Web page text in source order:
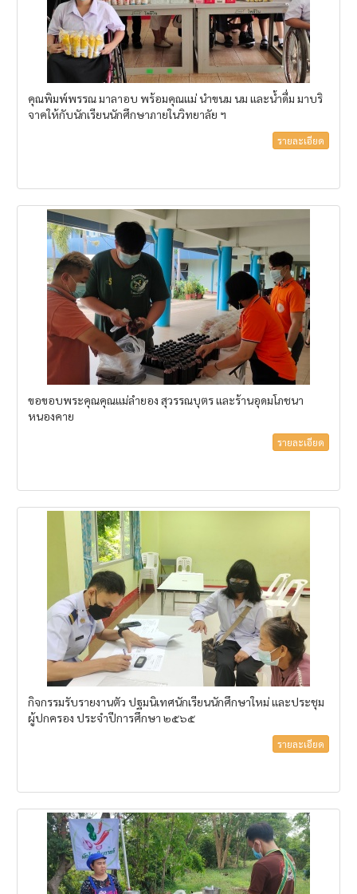
คุณพิมพ์พรรณ มาลาอบ พร้อมคุณแม่ นำขนม นม และน้ำดื่ม มาบริ
จาคให้กับนักเรียนนักศึกษาภายในวิทยาลัย ฯ
รายละเอียด
ขอขอบพระคุณคุณแม่ลำยอง สุวรรณบุตร และร้านอุดมโภชนา
หนองคาย
รายละเอียด
กิจกรรมรับรายงานตัว ปฐมนิเทศนักเรียนนักศึกษาใหม่ และประชุม
ผู้ปกครอง ประจำปีการศึกษา ๒๕๖๕
รายละเอียด